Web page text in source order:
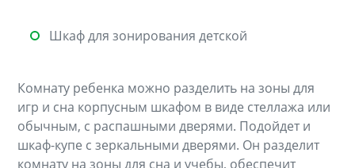
Шкаф для зонирования детской
Комнату ребенка можно разделить на зоны для
игр и сна корпусным шкафом в виде стеллажа или
обычным, с распашными дверями. Подойдет и
шкаф-купе с зеркальными дверями. Он разделит
комнату на зоны для сна и учебы, обеспечит